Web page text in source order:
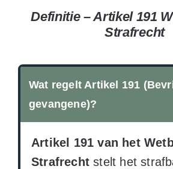
Definitie – Artikel 191
Strafrecht
Wat regelt Artikel 191
gevangene)?
Artikel 191 van het
Strafrechtstelt het